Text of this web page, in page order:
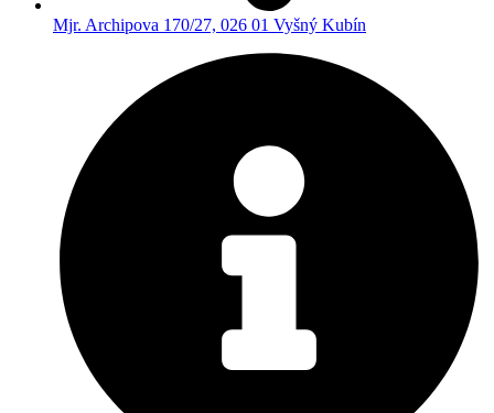
Mjr. Archipova 170/27, 026 01 Vyšný Kubín